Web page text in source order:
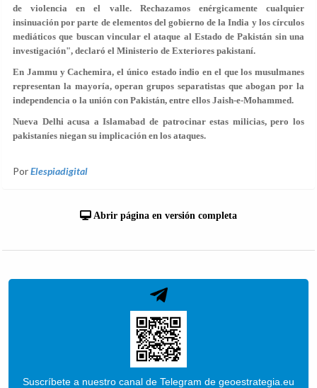
de violencia en el valle. Rechazamos enérgicamente cualquier
insinuación por parte de elementos del gobierno de la India y los círculos
mediáticos que buscan vincular el ataque al Estado de Pakistán sin una
investigación", declaró el Ministerio de Exteriores pakistaní.
En Jammu y Cachemira, el único estado indio en el que los musulmanes
representan la mayoría, operan grupos separatistas que abogan por la
independencia o la unión con Pakistán, entre ellos Jaish-e-Mohammed.
Nueva Delhi acusa a Islamabad de patrocinar estas milicias, pero los
pakistaníes niegan su implicación en los ataques.
PorElespiadigital
Abrir página en versión completa
Suscríbete a nuestro canal de Telegram de geoestrategia.eu